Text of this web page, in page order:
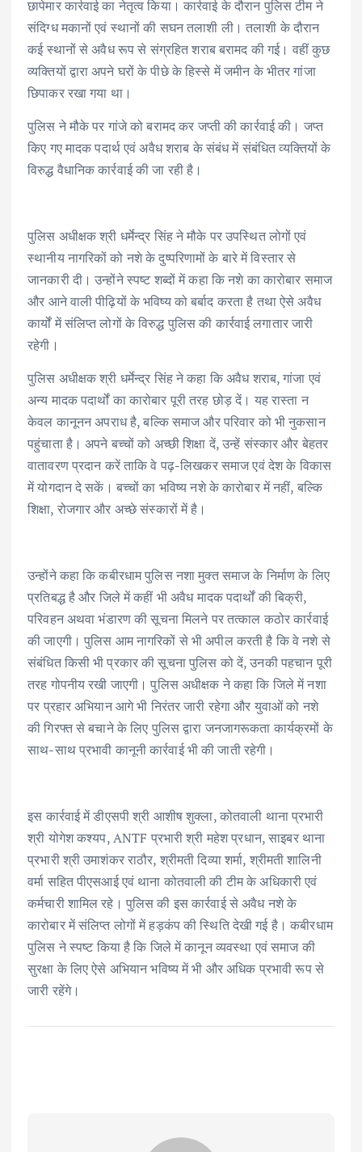
छापेमार कार्रवाई का नेतृत्व किया। कार्रवाई के दौरान पुलिस टीम ने
संदिग्ध मकानों एवं स्थानों की सघन तलाशी ली। तलाशी के दौरान
कई स्थानों से अवैध रूप से संग्रहित शराब बरामद की गई। वहीं कुछ
व्यक्तियों द्वारा अपने घरों के पीछे के हिस्से में जमीन के भीतर गांजा
छिपाकर रखा गया था।
पुलिस ने मौके पर गांजे को बरामद कर जप्ती की कार्रवाई की। जप्त
किए गए मादक पदार्थ एवं अवैध शराब के संबंध में संबंधित व्यक्तियों के
विरुद्ध वैधानिक कार्रवाई की जा रही है।
पुलिस अधीक्षक श्री धर्मेन्द्र सिंह ने मौके पर उपस्थित लोगों एवं
स्थानीय नागरिकों को नशे के दुष्परिणामों के बारे में विस्तार से
जानकारी दी। उन्होंने स्पष्ट शब्दों में कहा कि नशे का कारोबार समाज
और आने वाली पीढ़ियों के भविष्य को बर्बाद करता है तथा ऐसे अवैध
कार्यों में संलिप्त लोगों के विरुद्ध पुलिस की कार्रवाई लगातार जारी
रहेगी।
पुलिस अधीक्षक श्री धर्मेन्द्र सिंह ने कहा कि अवैध शराब, गांजा एवं
अन्य मादक पदार्थों का कारोबार पूरी तरह छोड़ दें। यह रास्ता न
केवल कानूनन अपराध है, बल्कि समाज और परिवार को भी नुकसान
पहुंचाता है। अपने बच्चों को अच्छी शिक्षा दें, उन्हें संस्कार और बेहतर
वातावरण प्रदान करें ताकि वे पढ़-लिखकर समाज एवं देश के विकास
में योगदान दे सकें। बच्चों का भविष्य नशे के कारोबार में नहीं, बल्कि
शिक्षा, रोजगार और अच्छे संस्कारों में है।
उन्होंने कहा कि कबीरधाम पुलिस नशा मुक्त समाज के निर्माण के लिए
प्रतिबद्ध है और जिले में कहीं भी अवैध मादक पदार्थों की बिक्री,
परिवहन अथवा भंडारण की सूचना मिलने पर तत्काल कठोर कार्रवाई
की जाएगी। पुलिस आम नागरिकों से भी अपील करती है कि वे नशे से
संबंधित किसी भी प्रकार की सूचना पुलिस को दें, उनकी पहचान पूरी
तरह गोपनीय रखी जाएगी। पुलिस अधीक्षक ने कहा कि जिले में नशा
पर प्रहार अभियान आगे भी निरंतर जारी रहेगा और युवाओं को नशे
की गिरफ्त से बचाने के लिए पुलिस द्वारा जनजागरूकता कार्यक्रमों के
साथ-साथ प्रभावी कानूनी कार्रवाई भी की जाती रहेगी।
इस कार्रवाई में डीएसपी श्री आशीष शुक्ला, कोतवाली थाना प्रभारी
श्री योगेश कश्यप, ANTF प्रभारी श्री महेश प्रधान, साइबर थाना
प्रभारी श्री उमाशंकर राठौर, श्रीमती दिव्या शर्मा, श्रीमती शालिनी
वर्मा सहित पीएसआई एवं थाना कोतवाली की टीम के अधिकारी एवं
कर्मचारी शामिल रहे। पुलिस की इस कार्रवाई से अवैध नशे के
कारोबार में संलिप्त लोगों में हड़कंप की स्थिति देखी गई है। कबीरधाम
पुलिस ने स्पष्ट किया है कि जिले में कानून व्यवस्था एवं समाज की
सुरक्षा के लिए ऐसे अभियान भविष्य में भी और अधिक प्रभावी रूप से
जारी रहेंगे।